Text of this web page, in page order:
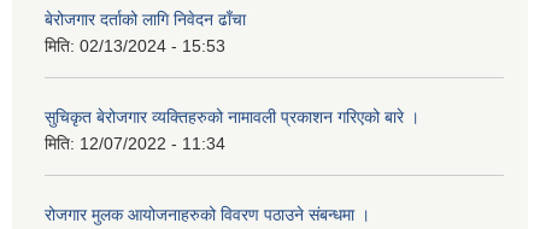
बेरोजगार दर्ताको लागि निवेदन ढाँचा
मिति: 02/13/2024 - 15:53
सुचिकृत बेरोजगार व्यक्तिहरुको नामावली प्रकाशन गरिएको बारे ।
मिति: 12/07/2022 - 11:34
रोजगार मुलक आयोजनाहरुको विवरण पठाउने संबन्धमा ।